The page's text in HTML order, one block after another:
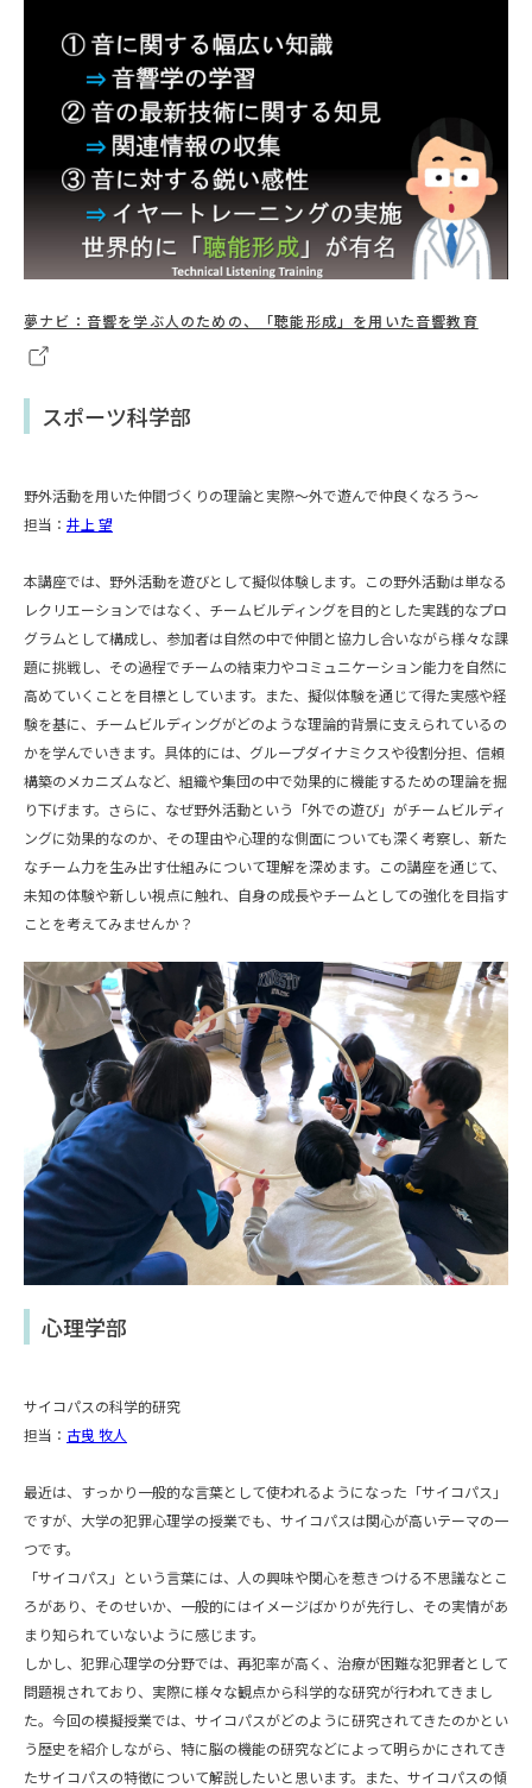
夢ナビ：音響を学ぶ人のための、「聴能形成」を用いた音響教育
スポーツ科学部
野外活動を用いた仲間づくりの理論と実際～外で遊んで仲良くなろう～
担当： 井上 望
本講座では、野外活動を遊びとして擬似体験します。この野外活動は単なる
レクリエーションではなく、チームビルディングを目的とした実践的なプロ
グラムとして構成し、参加者は自然の中で仲間と協力し合いながら様々な課
題に挑戦し、その過程でチームの結束力やコミュニケーション能力を自然に
高めていくことを目標としています。また、擬似体験を通じて得た実感や経
験を基に、チームビルディングがどのような理論的背景に支えられているの
かを学んでいきます。具体的には、グループダイナミクスや役割分担、信頼
構築のメカニズムなど、組織や集団の中で効果的に機能するための理論を掘
り下げます。さらに、なぜ野外活動という「外での遊び」がチームビルディ
ングに効果的なのか、その理由や心理的な側面についても深く考察し、新た
なチーム力を生み出す仕組みについて理解を深めます。この講座を通じて、
未知の体験や新しい視点に触れ、自身の成長やチームとしての強化を目指す
ことを考えてみませんか？
心理学部
サイコパスの科学的研究
担当： 古曵 牧人
最近は、すっかり一般的な言葉として使われるようになった「サイコパス」
ですが、大学の犯罪心理学の授業でも、サイコパスは関心が高いテーマの一
つです。
「サイコパス」という言葉には、人の興味や関心を惹きつける不思議なとこ
ろがあり、そのせいか、一般的にはイメージばかりが先行し、その実情があ
まり知られていないように感じます。
しかし、犯罪心理学の分野では、再犯率が高く、治療が困難な犯罪者として
問題視されており、実際に様々な観点から科学的な研究が行われてきまし
た。今回の模擬授業では、サイコパスがどのように研究されてきたのかとい
う歴史を紹介しながら、特に脳の機能の研究などによって明らかにされてき
たサイコパスの特徴について解説したいと思います。また、サイコパスの傾